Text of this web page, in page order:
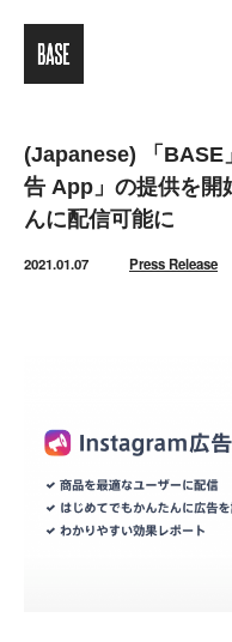
(Japanese) 「BASE
告 App」の提供を
んに配信可能に
2021.01.07 Press Release